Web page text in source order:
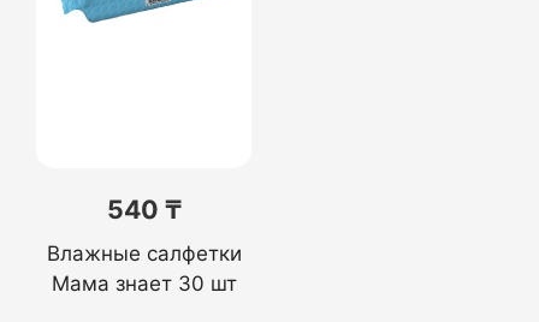
540 ₸
Влажные салфетки
Мама знает 30 шт